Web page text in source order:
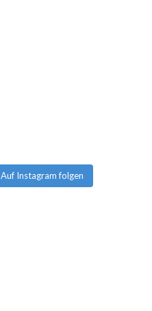
Auf Instagram folgen